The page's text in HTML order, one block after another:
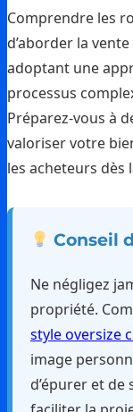
Comprendre les
d’aborder la
adoptant une
processus
Préparez-vous à
valoriser votre
les acheteurs dès
Conseil
Ne négligez
propriété.
style oversize
image
d’épurer et